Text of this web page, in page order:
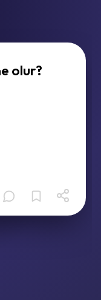
olur?